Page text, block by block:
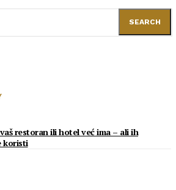
SEARCH
restoran ili hotel već ima – ali ih
koristi